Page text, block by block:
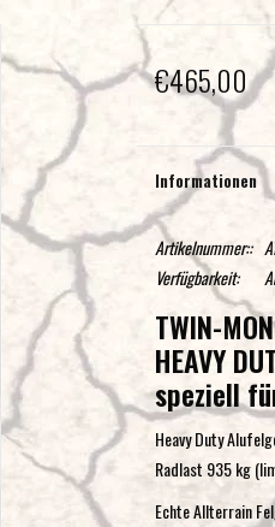
€465,00
Informationen
Artikelnummer::
Verfügbarkeit:
TWIN-
HEAVY
speziell
Heavy Duty
Radlast 935 kg
Echte Allterrain